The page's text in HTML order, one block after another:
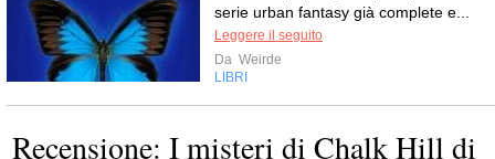
serie urban fantasy già complete e...
Leggere il seguito
Da Weirde
LIBRI
Recensione: I misteri di Chalk Hill di